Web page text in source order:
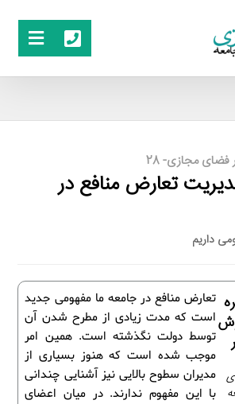
مجازی- 28
تعارض منافع در
داریم
تعارض منافع در جامعه ما مفهومی جدید
است که مدت زیادی از مطرح شدن آن
توسط دولت نگذشته است. همین امر
موجب شده است که هنوز بسیاری از
مدیران سطوح بالایی نیز آشنایی چندانی
با این مفهوم ندارند. در میان اعضای